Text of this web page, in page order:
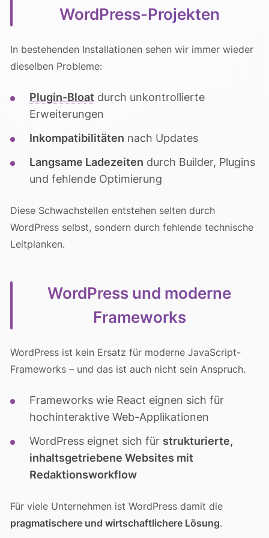
WordPress-Projekten
In bestehenden Installationen sehen wir immer wieder
dieselben Probleme:
Plugin-Bloat durch unkontrollierte
Erweiterungen
Inkompatibilitäten nach Updates
Langsame Ladezeiten durch Builder, Plugins
und fehlende Optimierung
Diese Schwachstellen entstehen selten durch
WordPress selbst, sondern durch fehlende technische
Leitplanken.
WordPress und moderne
Frameworks
WordPress ist kein Ersatz für moderne JavaScript-
Frameworks – und das ist auch nicht sein Anspruch.
Frameworks wie React eignen sich für
hochinteraktive Web-Applikationen
WordPress eignet sich für strukturierte,
inhaltsgetriebene Websites mit
Redaktionsworkflow
Für viele Unternehmen ist WordPress damit die
pragmatischere und wirtschaftlichere Lösung.